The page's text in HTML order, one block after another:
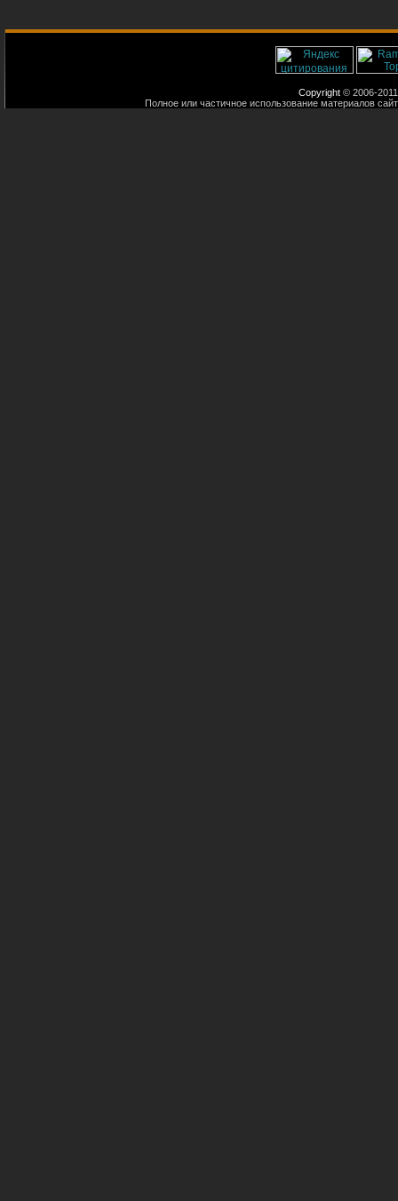
Copyright © 2006-
Полное или частичное использование материалов